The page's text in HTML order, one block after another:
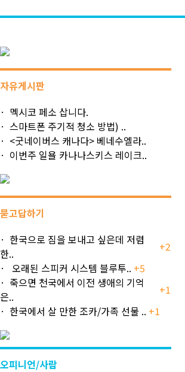
자유게시판
멕시코 페소 삽니다.
스마트폰 주기적 청소 방법) ..
<굿네이버스 캐나다> 베네수엘라..
이번주 일욜 카나나스키스 레이크..
묻고답하기
한국으로 짐을 보내고 싶은데 저렴
한..
+2
오래된 스피커 시스템 블루투.. +5
죽으면 천국에서 이전 생애의 기억
은..
+1
한국에서 살 만한 조카/가족 선물 .. +1
오피니언/사람